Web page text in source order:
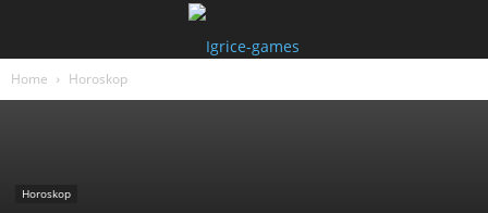
Home Horoskop
Horoskop